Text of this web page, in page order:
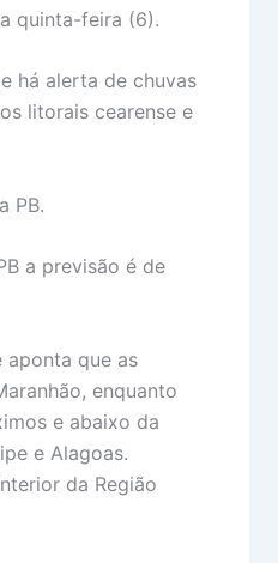
quinta-feira (6).
há alerta de chuvas
litorais cearense e
PB.
a previsão é de
aponta que as
enquanto
e abaixo da
e Alagoas.
da Região